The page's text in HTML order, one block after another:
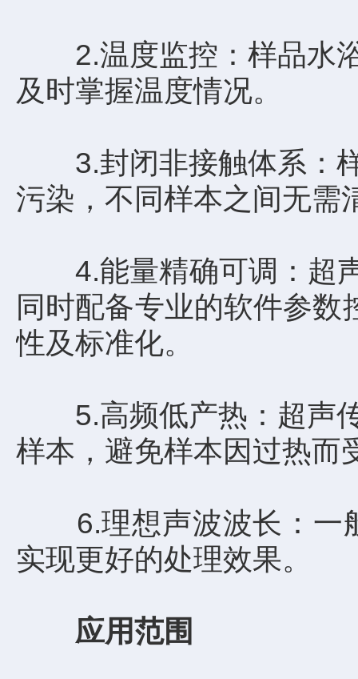
2.温度监控：样品水浴
及时掌握温度情况。
3.封闭非接触体系：样
污染，不同样本之间无需
4.能量精确可调：超声
同时配备专业的软件参
性及标准化。
5.高频低产热：超声传
样本，避免样本因过热而
6.理想声波波长：一般
实现更好的处理效果。
应用范围